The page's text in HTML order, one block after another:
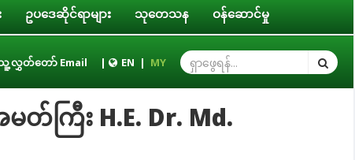
ဥပဒေဆိုင်ရာများ သုတေသန ဝန်ဆောင်မှု
ော် လူငယ်၊ အမျိုးသမီး၊ ကလေးသူငယ်နှင့် သက်ကြီးရွယ်အို အခွင့်အရေးဆိုင်ရာ ကေ
လွှတ်တော် Email | EN | MY
ကြီး H.E. Dr. Md.